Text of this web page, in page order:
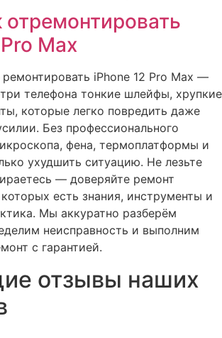
отремонтировать
Max
iPhone 12 Pro Max —
телефона тонкие шлейфы, хрупкие
которые легко повредить даже
Без профессионального
фена, термоплатформы и
ухудшить ситуацию. Не лезьте
— доверяйте ремонт
есть знания, инструменты и
Мы аккуратно разберём
неисправность и выполним
с гарантией.
отзывы наших